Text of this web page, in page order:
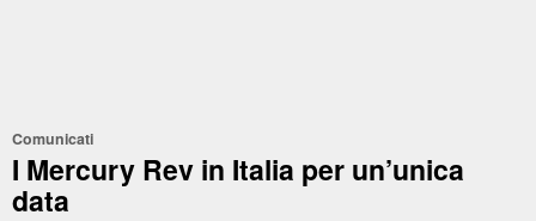
Comunicati
I Mercury Rev in Italia per un’unica
data